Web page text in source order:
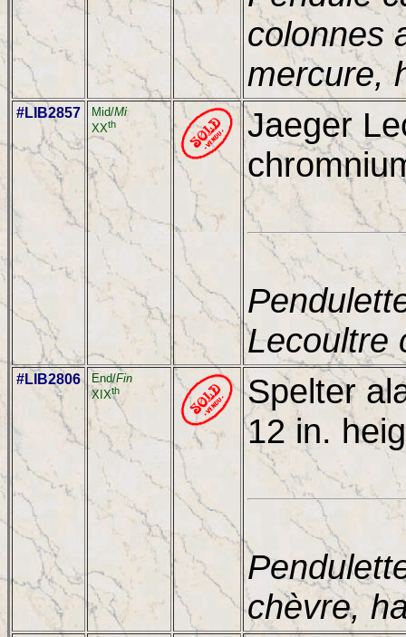
colonnes
mercure,
#LIB2857 Mid/Mi
XXth
Jaeger
Lecoultre
#LIB2806 End/Fin
XIXth
Spelter
12 in.
chèvre,